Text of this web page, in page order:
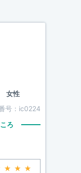
性
号： ic0224
ろ